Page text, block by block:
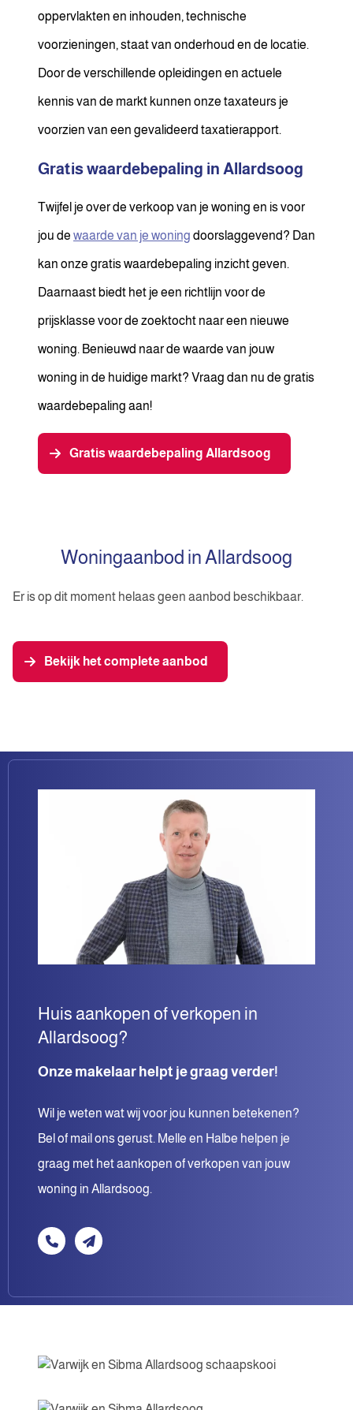
oppervlakten en inhouden, technische
voorzieningen, staat van onderhoud en de locatie.
Door de verschillende opleidingen en actuele
kennis van de markt kunnen onze taxateurs je
voorzien van een gevalideerd taxatierapport.
Gratis waardebepaling in Allardsoog
Twijfel je over de verkoop van je woning en is voor
jou de waarde van je woning doorslaggevend? Dan
kan onze gratis waardebepaling inzicht geven.
Daarnaast biedt het je een richtlijn voor de
prijsklasse voor de zoektocht naar een nieuwe
woning. Benieuwd naar de waarde van jouw
woning in de huidige markt? Vraag dan nu de gratis
waardebepaling aan!
Gratis waardebepaling Allardsoog
Woningaanbod in Allardsoog
Er is op dit moment helaas geen aanbod beschikbaar.
Bekijk het complete aanbod
Huis aankopen of verkopen in
Allardsoog?
Onze makelaar helpt je graag verder!
Wil je weten wat wij voor jou kunnen betekenen?
Bel of mail ons gerust. Melle en Halbe helpen je
graag met het aankopen of verkopen van jouw
woning in Allardsoog.